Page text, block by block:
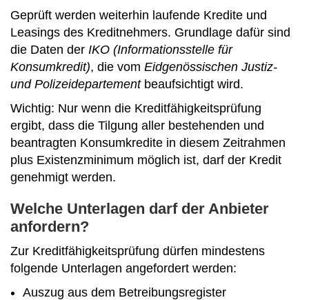
Geprüft werden weiterhin laufende Kredite und
Leasings des Kreditnehmers. Grundlage dafür sind
die Daten der IKO (Informationsstelle für
Konsumkredit), die vom Eidgenössischen Justiz-
und Polizeidepartementbeaufsichtigt wird.
Wichtig: Nur wenn die Kreditfähigkeitsprüfung
ergibt, dass die Tilgung aller bestehenden und
beantragten Konsumkredite in diesem Zeitrahmen
plus Existenzminimum möglich ist, darf der Kredit
genehmigt werden.
Welche Unterlagen darf der Anbieter
anfordern?
Zur Kreditfähigkeitsprüfung dürfen mindestens
folgende Unterlagen angefordert werden:
Auszug aus dem Betreibungsregister